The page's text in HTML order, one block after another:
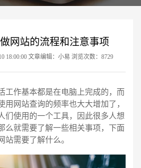
网站的流程和注意事项
18:00:00 文章编辑：小易 浏览次数：8729
作基本都是在电脑上完成的，而
用网站查询的频率也大大增加了，
们使用的一个工具，因此很多人想
么就需要了解一些相关事项，下面
站需要了解什么。